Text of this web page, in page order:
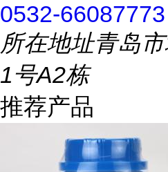
0532-66087773
所在地址青岛
1号A2栋
推荐产品